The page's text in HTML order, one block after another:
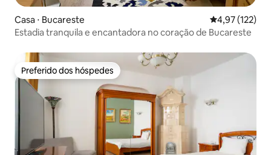
Casa ⋅ Bucareste 4,97 de uma
4,97 (122)
Estadia tranquila e encantadora no coração de Bucareste
Preferido dos hóspedes
Preferido dos hóspedes